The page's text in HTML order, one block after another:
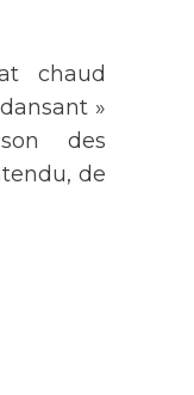
chaud
»
des
de